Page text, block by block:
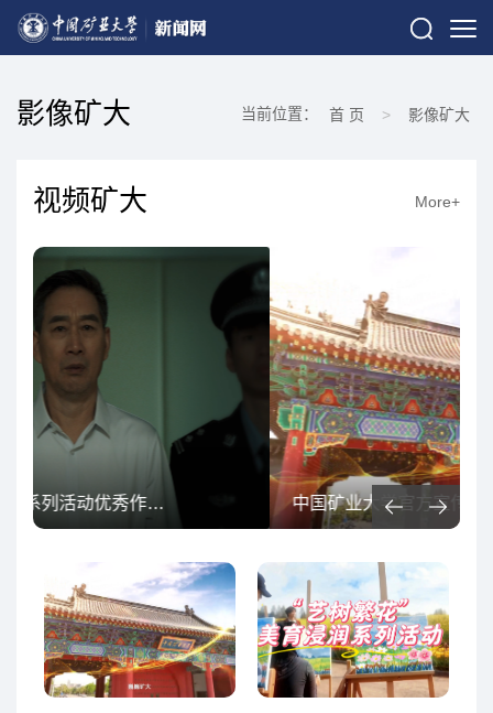
影像矿大 当前位置： 首 页 > 影像矿大
视频矿大 More+
中国矿业大学官方宣传片《行健天同功》